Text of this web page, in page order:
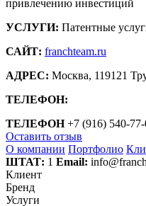
УСЛУГИ: Патентные
САЙТ: franchteam.ru
АДРЕС: Москва, 119121
ТЕЛЕФОН:
ТЕЛЕФОН+7 (916) 540-
Оставить отзыв
О компании Портфолио
ШТАТ: 1 Email:
Клиент
Бренд
Услуги